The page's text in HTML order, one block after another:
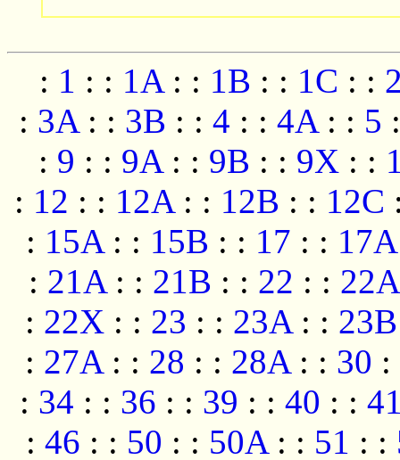
: 1 : : 1A: : 1B : : 1C : :
: 3A: : 3B : : 4 : : 4A: : 5 :
: 9 : : 9A: : 9B : : 9X : :
: 12 : : 12A: : 12B : : 12C
: 15A: : 15B : : 17 : : 17A
: 21A: : 21B : : 22 : : 22A
: 22X : : 23 : : 23A: : 23B
: 27A: : 28 : : 28A: : 30 :
: 34 : : 36 : : 39 : : 40 : :
: 46 : : 50 : : 50A: : 51 : :